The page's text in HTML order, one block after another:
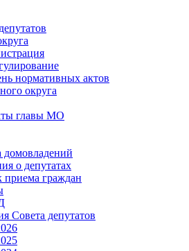
нормативных актов
округа
главы МО
домовладений
о депутатах
приема граждан
Совета депутатов